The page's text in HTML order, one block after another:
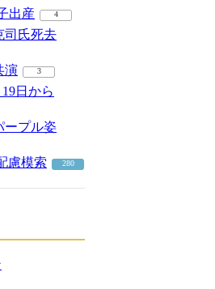
出産 4
司氏死去
演 3
日から
ープル姿
慮模索 280